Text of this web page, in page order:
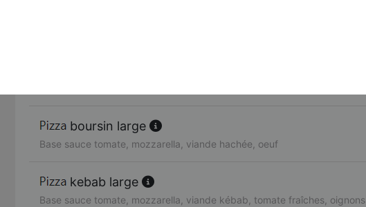
boursin large
Base sauce tomate, mozzarella, viande hachée, oeuf
kebab large
Base sauce tomate, mozzarella, viande kébab, tomate fraîches, oignons